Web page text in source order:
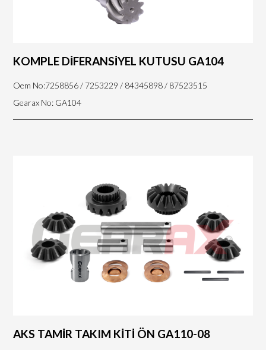
KOMPLE DİFERANSİYEL KUTUSU GA104
Oem No:7258856 / 7253229 / 84345898 / 87523515
Gearax No: GA104
AKS TAMİR TAKIM KİTİ ÖN GA110-08